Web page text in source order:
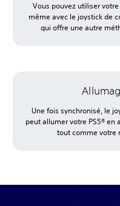
Vous pouvez utiliser
même avec le joystick de
qui offre une autre
Une fois synchronisé, le
peut allumer votre PS5® en
tout comme votre